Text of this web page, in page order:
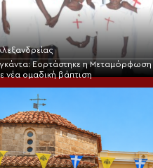
Εορτάστηκε η
νέα ομαδική βάπτιση